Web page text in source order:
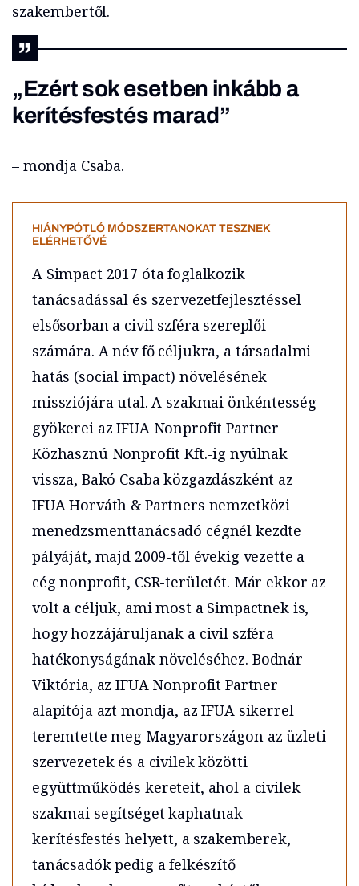
szakembertől.
„Ezért sok esetben inkább a
kerítésfestés marad”
– mondja Csaba.
HIÁNYPÓTLÓ MÓDSZERTANOKAT TESZNEK
ELÉRHETŐVÉ
A Simpact 2017 óta foglalkozik
tanácsadással és szervezetfejlesztéssel
elsősorban a civil szféra szereplői
számára. A név fő céljukra, a társadalmi
hatás (social impact) növelésének
missziójára utal. A szakmai önkéntesség
gyökerei az IFUA Nonprofit Partner
Közhasznú Nonprofit Kft.-ig nyúlnak
vissza, Bakó Csaba közgazdászként az
IFUA Horváth & Partners nemzetközi
menedzsmenttanácsadó cégnél kezdte
pályáját, majd 2009-től évekig vezette a
cég nonprofit, CSR-területét. Már ekkor az
volt a céljuk, ami most a Simpactnek is,
hogy hozzájáruljanak a civil szféra
hatékonyságának növeléséhez. Bodnár
Viktória, az IFUA Nonprofit Partner
alapítója azt mondja, az IFUA sikerrel
teremtette meg Magyarországon az üzleti
szervezetek és a civilek közötti
együttműködés kereteit, ahol a civilek
szakmai segítséget kaphatnak
kerítésfestés helyett, a szakemberek,
tanácsadók pedig a felkészítő